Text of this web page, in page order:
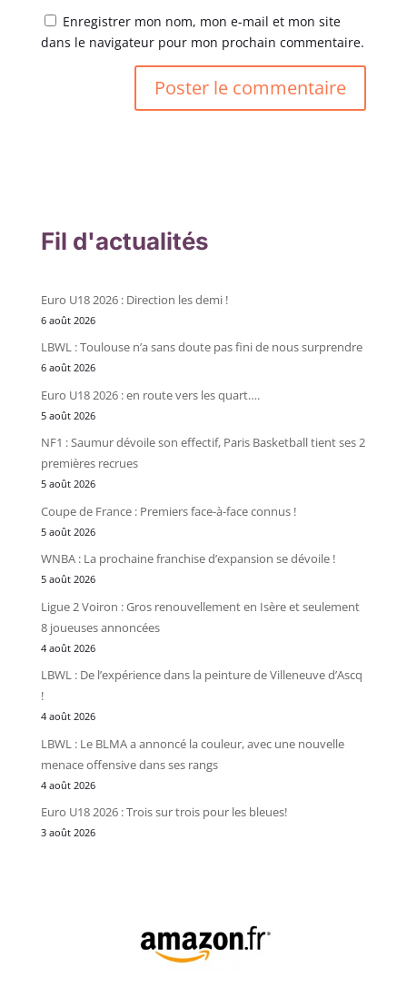
Enregistrer mon nom, mon e-mail et mon site
dans le navigateur pour mon prochain commentaire.
Fil d'actualités
Euro U18 2026 : Direction les demi !
6 août 2026
LBWL : Toulouse n’a sans doute pas fini de nous surprendre
6 août 2026
Euro U18 2026 : en route vers les quart….
5 août 2026
NF1 : Saumur dévoile son effectif, Paris Basketball tient ses 2
premières recrues
5 août 2026
Coupe de France : Premiers face-à-face connus !
5 août 2026
WNBA : La prochaine franchise d’expansion se dévoile !
5 août 2026
Ligue 2 Voiron : Gros renouvellement en Isère et seulement
8 joueuses annoncées
4 août 2026
LBWL : De l’expérience dans la peinture de Villeneuve d’Ascq
!
4 août 2026
LBWL : Le BLMA a annoncé la couleur, avec une nouvelle
menace offensive dans ses rangs
4 août 2026
Euro U18 2026 : Trois sur trois pour les bleues!
3 août 2026